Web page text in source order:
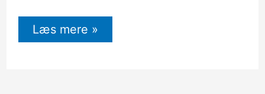
Læs mere »